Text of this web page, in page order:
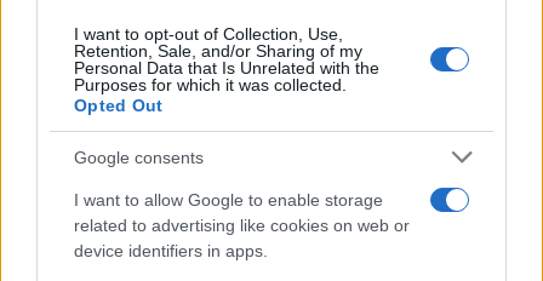
I want to opt-out of Collection, Use,
Retention, Sale, and/or Sharing of my
Personal Data that Is Unrelated with the
Purposes for which it was collected.
Opted Out
Google consents
I want to allow Google to enable storage
related to advertising like cookies on web or
device identifiers in apps.
Diego Martín · 8 Ago 2026
FINANZAS